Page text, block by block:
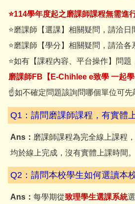
⭐114學年度起之磨課師課程無需進
⭐磨課師【選課】相關疑問，請洽日
⭐磨課師【學分】相關疑問，請洽各
⭐如有【課程內容、平台操作】問題
磨課師FB【E-Chihlee e致學 一起學
☝如不確定問題該詢問哪個單位可先
Q1：請問磨課師課程，有實體
Ans： 磨課師課程為完全線上課程
均於線上完成，沒有實體上課時間。
Q2：請問本校學生如何選讀本
Ans： 每學期從致理學生選課系統